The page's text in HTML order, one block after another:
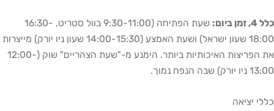
שעת הפתיחה (9:30-11:00 בוול סטריט, 16:30-
18:00 שעון ישראל) ושעת האמצע (14:00-15:30 שעון ניו יורק) מייצרות
את הפריצות האיכותיות ביותר. הימנע מ-"שעת הצהריים" שוק (12:00-
שבה הנפח נמוך.
יציאה